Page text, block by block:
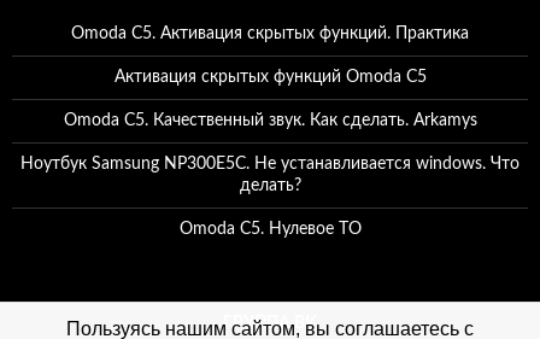
Omoda C5. Активация скрытых функций. Практика
Активация скрытых функций Omoda C5
Omoda C5. Качественный звук. Как сделать. Arkamys
Ноутбук Samsung NP300E5C. Не устанавливается windows. Что
делать?
Omoda C5. Нулевое ТО
ГРУППА ВК
Пользуясь нашим сайтом, вы соглашаетесь с